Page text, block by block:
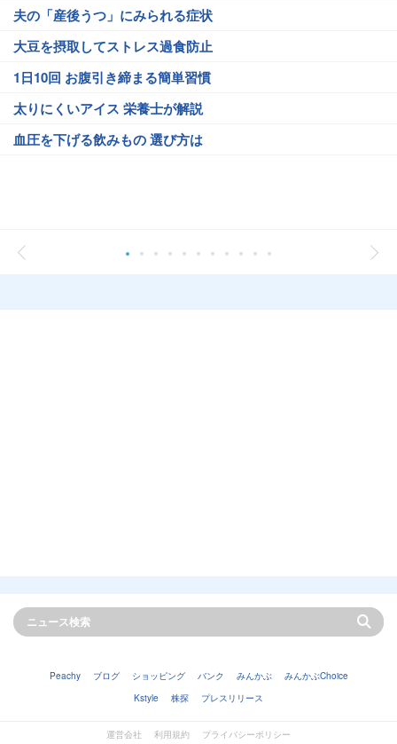
夫の「産後うつ」にみられる症状
大豆を摂取してストレス過食防止
1日10回 お腹引き締まる簡単習慣
太りにくいアイス 栄養士が解説
血圧を下げる飲みもの 選び方は
Peachy ブログ ショッピング バンク みんかぶ
みんかぶChoice
Kstyle
株探 プレスリリース
運営会社 利用規約 プライバシーポリシー